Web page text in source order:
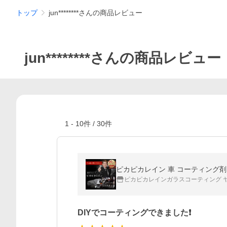
トップ jun********さんの商品レビュー
jun********さんの商品レビュー
1 - 10件 / 30件
ピカピカレインガラスコーティング
DIYでコーティングできました❗